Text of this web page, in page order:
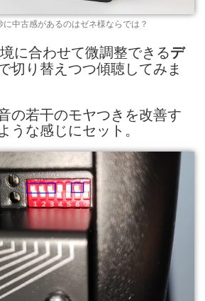
に中古感があるのはゼネ様ならでは？
に合わせて微調整できるデ
切り替えつつ傾聴してみま
の若干のモヤつきを改善す
うな感じにセット。